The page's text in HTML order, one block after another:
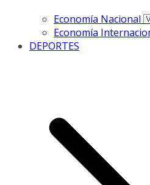
Economía
Economía
DEPORTES